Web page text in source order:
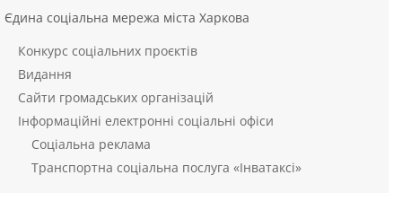
Єдина соціальна мережа міста Харкова
Конкурс соціальних проєктів
Видання
Сайти громадських організацій
Інформаційні електронні соціальні офіси
Соціальна реклама
Транспортна соціальна послуга «Інватаксі»